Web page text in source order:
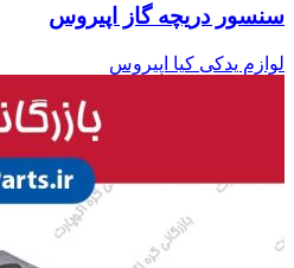
سنسور دریچه گاز اپیروس
لوازم یدکی کیا اپیروس